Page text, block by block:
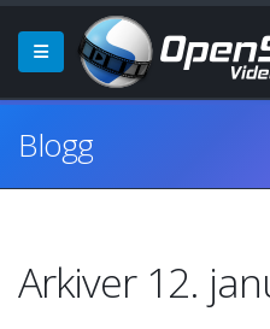
Blogg
Arkiver 12.